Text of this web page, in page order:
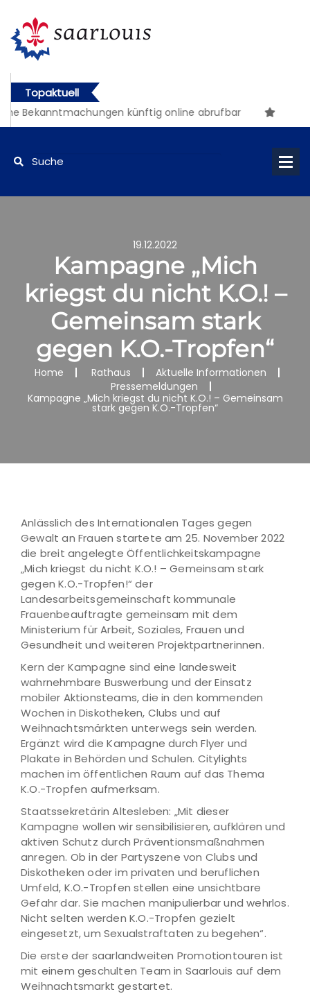
Topaktuell
Bekanntmachungen künftig online abrufbar
19.12.2022
Kampagne „Mich
kriegst du nicht K.O.! –
Gemeinsam stark
gegen K.O.-Tropfen“
Home Rathaus
Aktuelle Informationen
Pressemeldungen
Kampagne „Mich kriegst du nicht K.O.! – Gemeinsam
stark gegen K.O.-Tropfen“
Anlässlich des Internationalen Tages gegen
Gewalt an Frauen startete am 25. November 2022
die breit angelegte Öffentlichkeitskampagne
„Mich kriegst du nicht K.O.! – Gemeinsam stark
gegen K.O.-Tropfen!“ der
Landesarbeitsgemeinschaft kommunale
Frauenbeauftragte gemeinsam mit dem
Ministerium für Arbeit, Soziales, Frauen und
Gesundheit und weiteren Projektpartnerinnen.
Kern der Kampagne sind eine landesweit
wahrnehmbare Buswerbung und der Einsatz
mobiler Aktionsteams, die in den kommenden
Wochen in Diskotheken, Clubs und auf
Weihnachtsmärkten unterwegs sein werden.
Ergänzt wird die Kampagne durch Flyer und
Plakate in Behörden und Schulen. Citylights
machen im öffentlichen Raum auf das Thema
K.O.-Tropfen aufmerksam.
Staatssekretärin Altesleben: „Mit dieser
Kampagne wollen wir sensibilisieren, aufklären und
aktiven Schutz durch Präventionsmaßnahmen
anregen. Ob in der Partyszene von Clubs und
Diskotheken oder im privaten und beruflichen
Umfeld, K.O.-Tropfen stellen eine unsichtbare
Gefahr dar. Sie machen manipulierbar und wehrlos.
Nicht selten werden K.O.-Tropfen gezielt
eingesetzt, um Sexualstraftaten zu begehen“.
Die erste der saarlandweiten Promotiontouren ist
mit einem geschulten Team in Saarlouis auf dem
Weihnachtsmarkt gestartet.